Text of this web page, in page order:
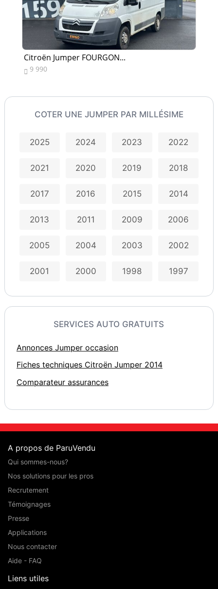
Citroën Jumper FOURGON...
 9 990
COTER UNE JUMPER PAR MILLÉSIME
2025 2024 2023 2022
2021 2020 2019 2018
2017 2016 2015 2014
2013 2011 2009 2006
2005 2004 2003 2002
2001 2000 1998 1997
SERVICES AUTO GRATUITS
Annonces Jumper occasion
Fiches techniques Citroën Jumper 2014
Comparateur assurances
A propos de ParuVendu
Qui sommes-nous?
Nos solutions pour les pros
Recrutement
Témoignages
Presse
Applications
Nous contacter
Aide - FAQ
Liens utiles